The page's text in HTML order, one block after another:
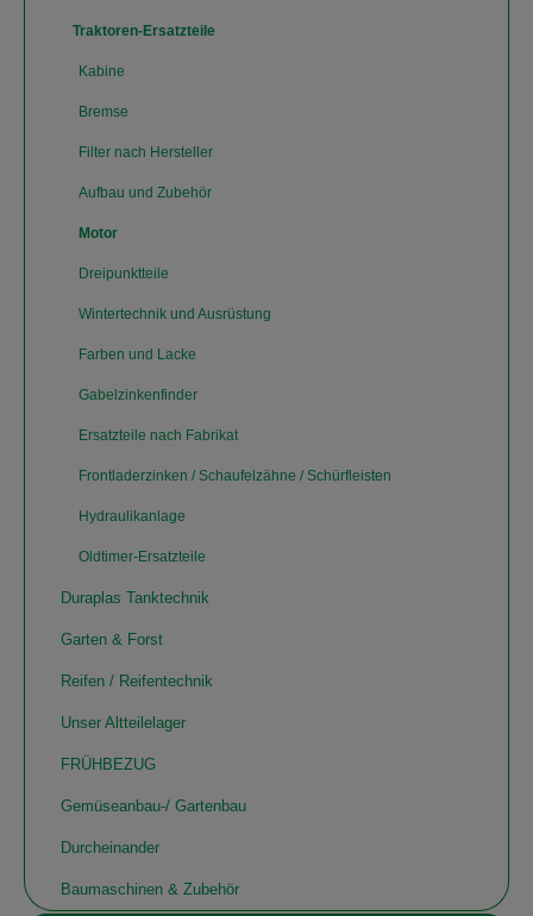
Traktoren-Ersatzteile
Kabine
Bremse
Filter nach Hersteller
Aufbau und Zubehör
Motor
Dreipunktteile
Wintertechnik und Ausrüstung
Farben und Lacke
Gabelzinkenfinder
Ersatzteile nach Fabrikat
Frontladerzinken / Schaufelzähne / Schürfleisten
Hydraulikanlage
Oldtimer-Ersatzteile
Duraplas Tanktechnik
Garten & Forst
Reifen / Reifentechnik
Unser Altteilelager
FRÜHBEZUG
Gemüseanbau-/ Gartenbau
Durcheinander
Baumaschinen & Zubehör